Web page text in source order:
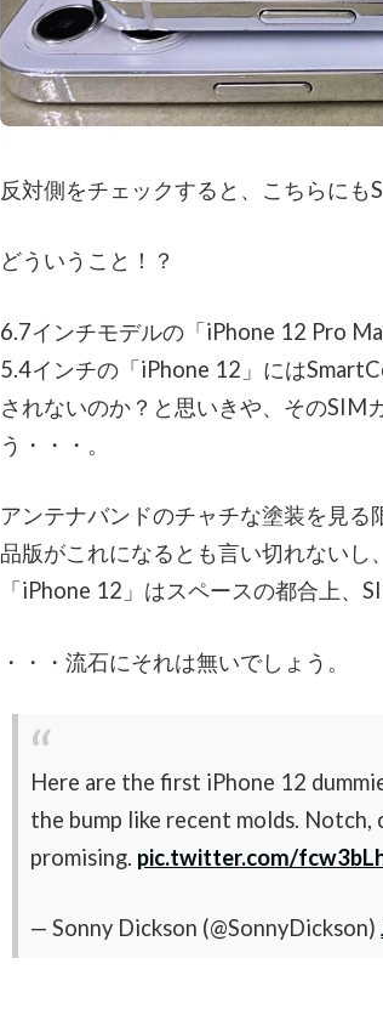
反対側をチェックすると、こちらにも
どういうこと！？
6.7インチモデルの「iPhone 12 Pro
5.4インチの「iPhone 12」には
されないのか？と思いきや、そのSIM
う・・・。
アンテナバンドのチャチな塗装を見
品版がこれになるとも言い切れない
「iPhone 12」はスペースの都合上、
・・・流石にそれは無いでしょう。
Here are the first iPhone 12
the bump like recent molds. Notch,
promising. pic.twitter.com/
— Sonny Dickson (@SonnyDickson)